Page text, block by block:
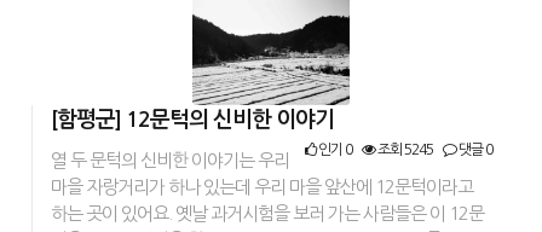
[함평군] 12문턱의 신비한 이야기
인기 0 조회 5245 댓글 0
열 두 문턱의 신비한 이야기는 우리
마을 자랑거리가 하나 있는데 우리 마을 앞산에 12문턱이라고
하는 곳이 있어요. 옛날 과거시험을 보러 가는 사람들은 이 12문